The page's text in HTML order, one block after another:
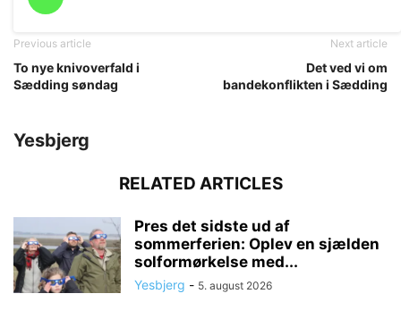
Previous article
To nye knivoverfald i
Sædding søndag
Next article
Det ved vi om
bandekonflikten i Sædding
Yesbjerg
RELATED ARTICLES
Pres det sidste ud af
sommerferien: Oplev en sjælden
solformørkelse med...
Yesbjerg - 5. august 2026